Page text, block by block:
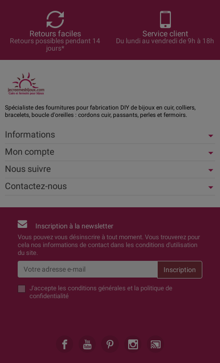
Retours faciles
Retours possibles pendant 14
jours*
Service client
Du lundi au vendredi de 9h à 18h
Spécialiste des fournitures pour fabrication DIY de bijoux en cuir, colliers,
bracelets, boucle d'oreilles : cordons cuir, passants, perles et fermoirs.
Informations
Mon compte
Nous suivre
Contactez-nous
Inscription à la newsletter
Vous pouvez vous désinscrire à tout moment. Vous trouverez pour
cela nos informations de contact dans les conditions d'utilisation
du site.
J'accepte les conditions générales et la politique de
confidentialité